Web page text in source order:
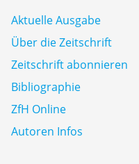
Aktuelle Ausgabe
Über die Zeitschrift
Zeitschrift abonnieren
Bibliographie
ZfH Online
Autoren Infos